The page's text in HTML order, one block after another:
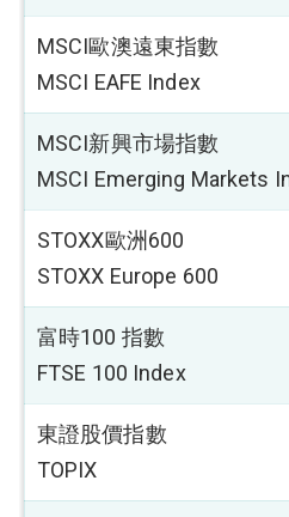
MSCI歐澳遠東指數
MSCI EAFE Index
MSCI新興市場指數
MSCI Emerging Markets
STOXX歐洲600
STOXX Europe 600
富時100 指數
FTSE 100 Index
東證股價指數
TOPIX